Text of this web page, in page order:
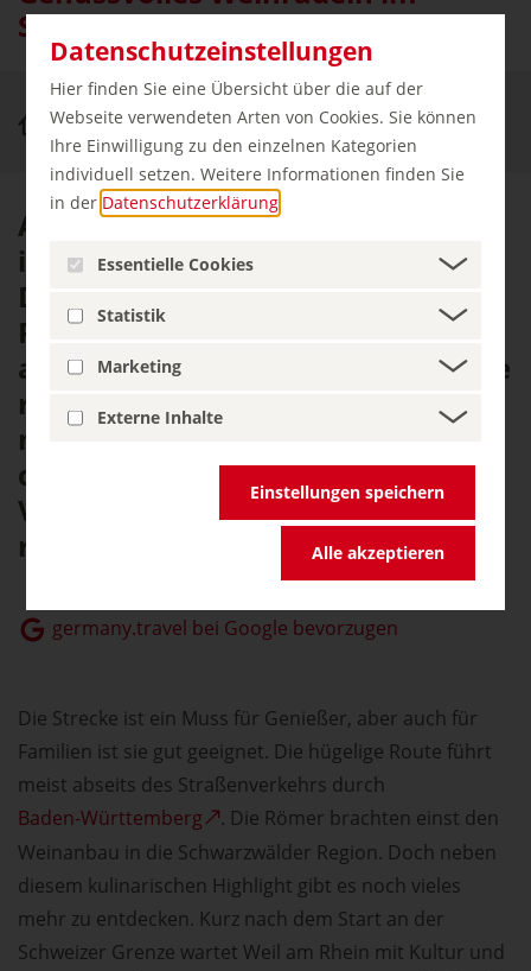
Datenschutzeinstellungen
Hier finden Sie eine Übersicht über die auf der
Webseite verwendeten Arten von Cookies. Sie können
Ihre Einwilligung zu den einzelnen Kategorien
individuell setzen. Weitere Informationen finden Sie
in der Datenschutzerklärung
Essentielle Cookies
Statistik
Marketing
Externe Inhalte
Einstellungen speichern
Alle akzeptieren
Südwesten
Natur & Aktiv Badischer Weinradweg
Auf dem Badischen Weinradweg,
im sonnenreichen Südwesten
Deutschlands, ist der Name
Programm. Weinreben reihen sich
aneinander, ebenso wie zahlreiche
regionale Winzer. Neben der
malerischen Landschaft laden
diese immer wieder zur Rast mit
Verköstigung von Wein und
regionalen Produkte ein.
germany.travel bei Google bevorzugen
Die Strecke ist ein Muss für Genießer, aber auch für
Familien ist sie gut geeignet. Die hügelige Route führt
meist abseits des Straßenverkehrs durch
Baden-Württemberg
. Die Römer brachten einst den
Weinanbau in die Schwarzwälder Region. Doch neben
diesem kulinarischen Highlight gibt es noch vieles
mehr zu entdecken. Kurz nach dem Start an der
Schweizer Grenze wartet Weil am Rhein mit Kultur und